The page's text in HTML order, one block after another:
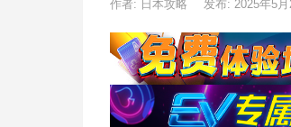
作者: 日本攻略 发布: 2025年5月